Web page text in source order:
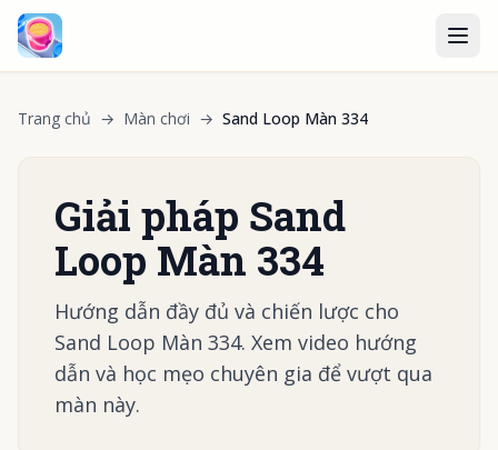
Trang chủ → Màn chơi → Sand Loop Màn 334
Giải pháp Sand
Loop Màn 334
Hướng dẫn đầy đủ và chiến lược cho
Sand Loop Màn 334. Xem video hướng
dẫn và học mẹo chuyên gia để vượt qua
màn này.